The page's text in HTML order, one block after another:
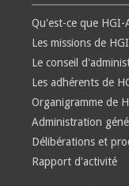
Qu'est-ce que HGI-
Les missions de
Le conseil
Les adhérents de
Organigramme de
Administration
Délibérations et
Rapport d'activité